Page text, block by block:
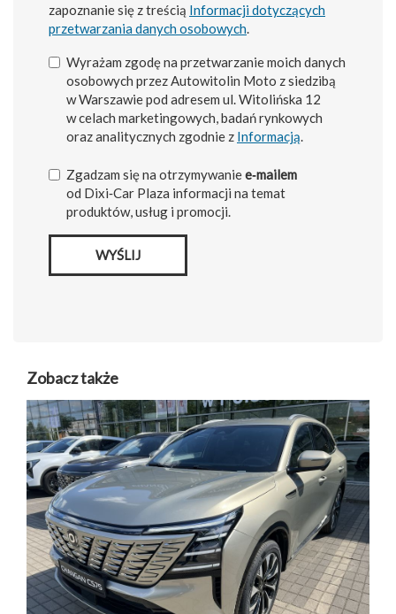
zapoznanie się z treścią Informacji dotyczących
przetwarzania danych osobowych
Wyrażam zgodę na przetwarzanie moich danych
osobowych przez Autowitolin Moto z siedzibą
w Warszawie pod adresem ul. Witolińska 12
w celach marketingowych, badań rynkowych
oraz analitycznych zgodnie z Informacją
Zgadzam się na otrzymywaniee‑mailem
od Dixi‑Car Plaza informacji na temat
produktów, usług i promocji.
WYŚLIJ
Zobacz także